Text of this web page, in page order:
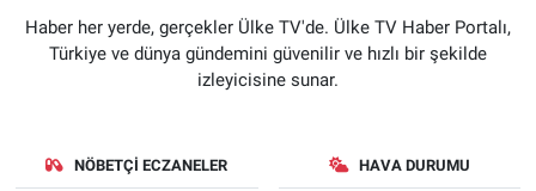
Haber her yerde, gerçekler Ülke TV'de. Ülke TV Haber Portalı,
Türkiye ve dünya gündemini güvenilir ve hızlı bir şekilde
izleyicisine sunar.
NÖBETÇI ECZANELER HAVA DURUMU